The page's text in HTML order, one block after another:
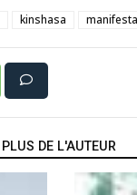
kinshasa
PLUS DE L'AUTEUR